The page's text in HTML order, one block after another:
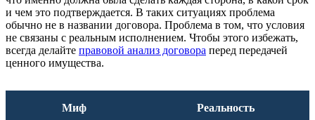
и чем это подтверждается. В таких ситуациях проблема
обычно не в названии договора. Проблема в том, что условия
не связаны с реальным исполнением. Чтобы этого избежать,
всегда делайте правовой анализ договора перед передачей
ценного имущества.
Миф Реальность